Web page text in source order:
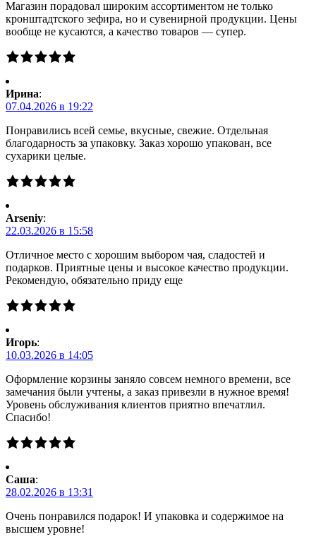
Магазин порадовал широким ассортиментом не только
кронштадтского зефира, но и сувенирной продукции. Цены
вообще не кусаются, а качество товаров — супер.
Ирина:
07.04.2026 в 19:22
Понравились всей семье, вкусные, свежие. Отдельная
благодарность за упаковку. Заказ хорошо упакован, все
сухарики целые.
Arseniy:
22.03.2026 в 15:58
Отличное место с хорошим выбором чая, сладостей и
подарков. Приятные цены и высокое качество продукции.
Рекомендую, обязательно приду еще
Игорь:
10.03.2026 в 14:05
Оформление корзины заняло совсем немного времени, все
замечания были учтены, а заказ привезли в нужное время!
Уровень обслуживания клиентов приятно впечатлил.
Спасибо!
Саша:
28.02.2026 в 13:31
Очень понравился подарок! И упаковка и содержимое на
высшем уровне!